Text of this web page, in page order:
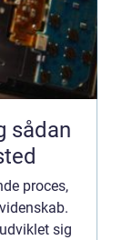
proces,
sig